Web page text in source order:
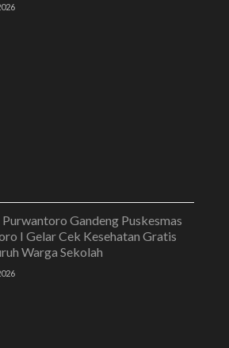
Gandeng Puskesmas
I Gelar Cek Kesehatan Gratis
Warga Sekolah